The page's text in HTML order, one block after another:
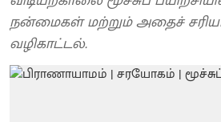
நன்மைகள் மற்றும் அதைச்
வழிகாட்டல்.